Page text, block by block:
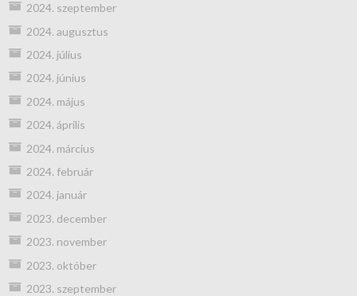
2024. szeptember
2024. augusztus
2024. július
2024. június
2024. május
2024. április
2024. március
2024. február
2024. január
2023. december
2023. november
2023. október
2023. szeptember